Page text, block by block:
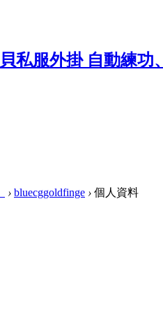
› bluecggoldfinge › 個人資料